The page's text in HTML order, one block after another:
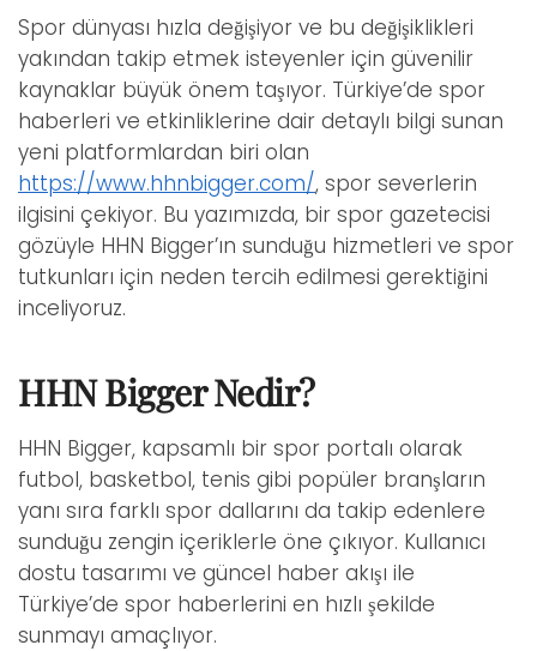
Spor dünyası hızla değişiyor ve bu değişiklikleri
yakından takip etmek isteyenler için güvenilir
kaynaklar büyük önem taşıyor. Türkiye’de spor
haberleri ve etkinliklerine dair detaylı bilgi sunan
yeni platformlardan biri olan
https://www.hhnbigger.com/, spor severlerin
ilgisini çekiyor. Bu yazımızda, bir spor gazetecisi
gözüyle HHN Bigger’ın sunduğu hizmetleri ve spor
tutkunları için neden tercih edilmesi gerektiğini
inceliyoruz.
HHN Bigger Nedir?
HHN Bigger, kapsamlı bir spor portalı olarak
futbol, basketbol, tenis gibi popüler branşların
yanı sıra farklı spor dallarını da takip edenlere
sunduğu zengin içeriklerle öne çıkıyor. Kullanıcı
dostu tasarımı ve güncel haber akışı ile
Türkiye’de spor haberlerini en hızlı şekilde
sunmayı amaçlıyor.